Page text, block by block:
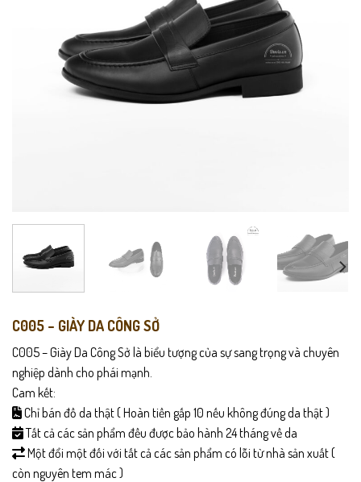
C005 – GIÀY DA CÔNG SỞ
C005 – Giày Da Công Sở là biểu tượng của sự sang trọng và chuyên
nghiệp dành cho phái mạnh.
Cam kết:
Chỉ bán đồ da thật ( Hoàn tiền gấp 10 nếu không đúng da thật )
Tất cả các sản phẩm đều được bảo hành 24 tháng về da
Một đổi một đối với tất cả các sản phẩm có lỗi từ nhà sản xuất (
còn nguyên tem mác )